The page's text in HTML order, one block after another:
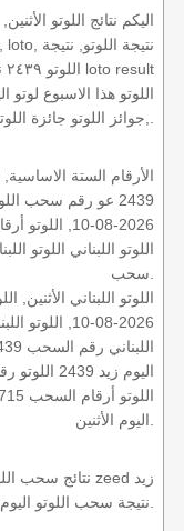
الأرقام الستة الاساسية,
اللوتو اللبناني الأثنين,
2026-08-10,